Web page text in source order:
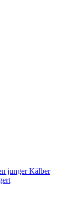
junger Kälber